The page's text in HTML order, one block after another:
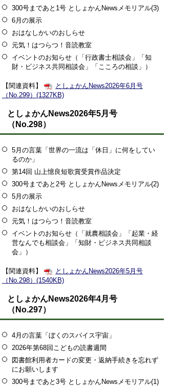
300号まであと1号 としょかんNewsメモリアル(3)
6月の展示
おはなしかいのおしらせ
元気！はつらつ！音読教室
イベントのお知らせ（「行政書士相談会」「知
財・ビジネス共同相談会」「こころの相談」）
【関連資料】
としょかんNews2026年6月号
（No.299）(1327KB)
としょかんNews2026年5月号
（No.298）
5月の言葉「世界の一流は「休日」に何をしてい
るのか」
第14回 山上憶良短歌賞受賞作品決定
300号まであと2号 としょかんNewsメモリアル(2)
5月の展示
おはなしかいのおしらせ
元気！はつらつ！音読教室
イベントのお知らせ（「就農相談会」「起業・経
営なんでも相談会」「知財・ビジネス共同相談
会」）
【関連資料】
としょかんNews2026年5月号
（No.298）(1540KB)
としょかんNews2026年4月号
（No.297）
4月の言葉「ぼくのスパイス宇宙」
2026年第68回こどもの読書週間
図書館利用者カードの変更・返納手続きを忘れず
にお願いします
300号まであと3号 としょかんNewsメモリアル(1)